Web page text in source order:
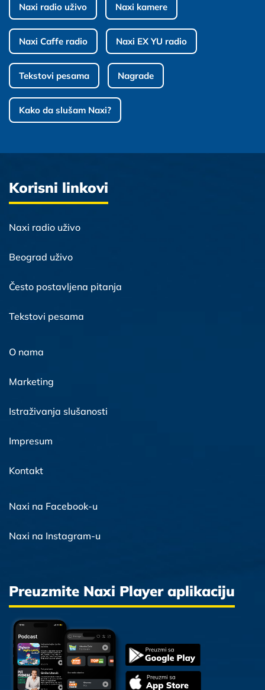
Naxi radio uživo Naxi kamere
Naxi Caffe radio Naxi EX YU radio
Tekstovi pesama Nagrade
Kako da slušam Naxi?
Korisni linkovi
Naxi radio uživo
Beograd uživo
Često postavljena pitanja
Tekstovi pesama
O nama
Marketing
Istraživanja slušanosti
Impresum
Kontakt
Naxi na Facebook-u
Naxi na Instagram-u
Preuzmite Naxi Player aplikaciju